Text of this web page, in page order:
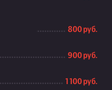
800 руб.
900 руб.
1 100 руб.